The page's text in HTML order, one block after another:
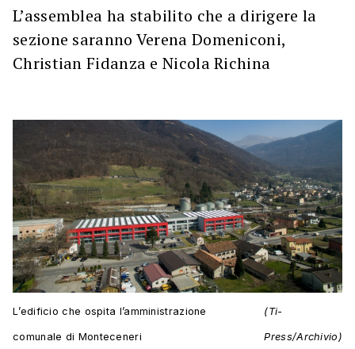
L’assemblea ha stabilito che a dirigere la
sezione saranno Verena Domeniconi,
Christian Fidanza e Nicola Richina
L’edificio che ospita l’amministrazione
comunale di Monteceneri
(Ti-
Press/Archivio)